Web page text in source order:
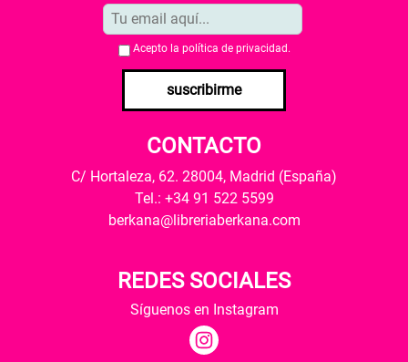
Acepto la política de privacidad .
suscribirme
CONTACTO
C/ Hortaleza, 62. 28004, Madrid (España)
Tel.: +34 91 522 5599
berkana@libreriaberkana.com
REDES SOCIALES
Síguenos en Instagram